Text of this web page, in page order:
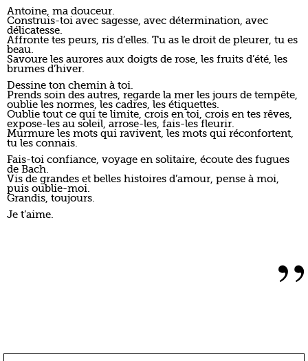
Antoine, ma douceur.
Construis-toi avec sagesse, avec détermination, avec
délicatesse.
Affronte tes peurs, ris d’elles. Tu as le droit de pleurer, tu es
beau.
Savoure les aurores aux doigts de rose, les fruits d’été, les
brumes d’hiver.
Dessine ton chemin à toi.
Prends soin des autres, regarde la mer les jours de tempête,
oublie les normes, les cadres, les étiquettes.
Oublie tout ce qui te limite, crois en toi, crois en tes rêves,
expose-les au soleil, arrose-les, fais-les fleurir.
Murmure les mots qui ravivent, les mots qui réconfortent,
tu les connais.
Fais-toi confiance, voyage en solitaire, écoute des fugues
de Bach.
Vis de grandes et belles histoires d’amour, pense à moi,
puis oublie-moi.
Grandis, toujours.
Je t’aime.
”